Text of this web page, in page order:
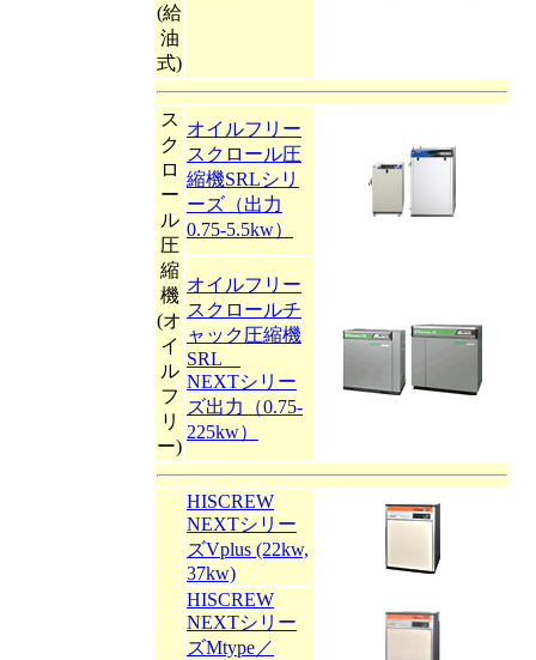
(給
油
式)
ス
ク
ロ
ー
ル
圧
縮
機
(オ
イ
ル
フ
リ
ー)
オイルフリー
スクロール圧
縮機SRLシリ
ーズ（出力
0.75-5.5kw）
オイルフリー
スクロールチ
ャック圧縮機
SRL
NEXTシリー
ズ出力（0.75-
225kw）
HISCREW
NEXTシリー
ズVplus (22kw,
37kw)
HISCREW
NEXTシリー
ズMtype／